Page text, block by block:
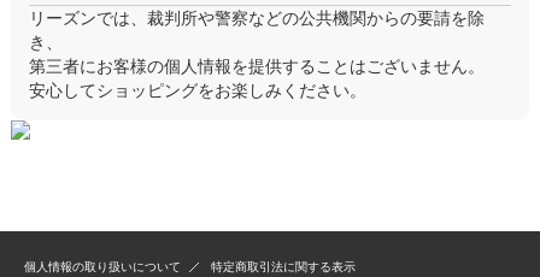
リーズンでは、裁判所や警察などの公共機関からの要請を除
き、
第三者にお客様の個人情報を提供することはございません。
安心してショッピングをお楽しみください。
個人情報の取り扱いについて 特定商取引法に関する表示